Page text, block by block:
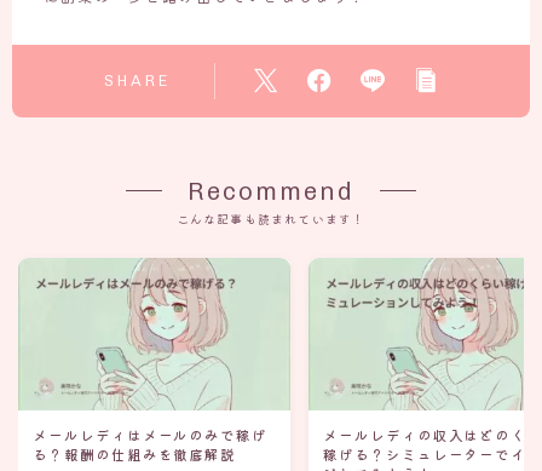
SHARE
Recommend
こんな記事も読まれています！
メールレディはメールのみで稼げ
る？報酬の仕組みを徹底解説
メールレディの収入はどのく
稼げる？シミュレーターでイ